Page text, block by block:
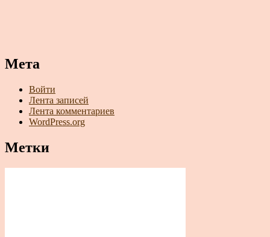
Мета
Войти
Лента записей
Лента комментариев
WordPress.org
Метки